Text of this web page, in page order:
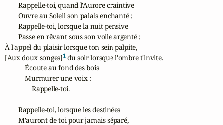
        Rappelle-toi, quand l'Aurore craintive
        Ouvre au Soleil son palais enchanté ;
        Rappelle-toi, lorsque la nuit pensive
        Passe en rêvant sous son voile argenté ;
À l'appel du plaisir lorsque ton sein palpite,
[Aux doux songes]1 du soir lorsque l'ombre t'invite.
            Écoute au fond des bois
            Murmurer une voix :
                Rappelle-toi.
        Rappelle-toi, lorsque les destinées
        M'auront de toi pour jamais séparé,